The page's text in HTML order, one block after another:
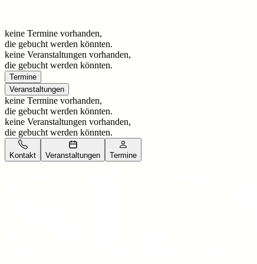
keine Termine vorhanden,
die gebucht werden könnten.
keine Veranstaltungen vorhanden,
die gebucht werden könnten.
Termine
Veranstaltungen
keine Termine vorhanden,
die gebucht werden könnten.
keine Veranstaltungen vorhanden,
die gebucht werden könnten.
Kontakt Veranstaltungen Termine